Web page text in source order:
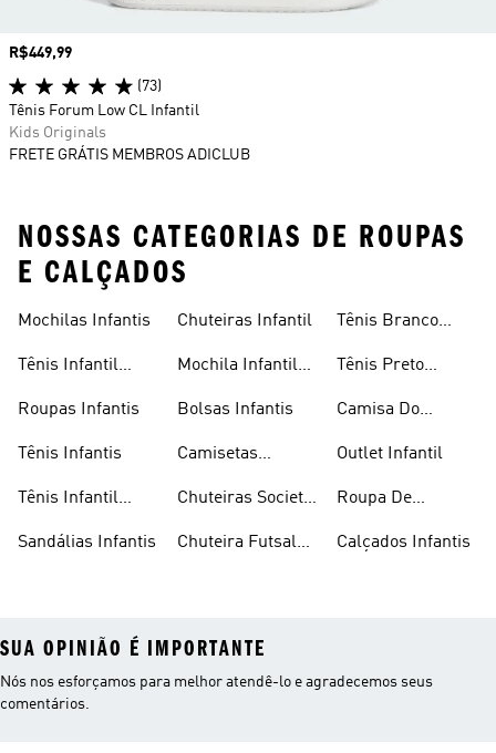
Preço
R$449,99
(73)
Tênis Forum Low CL Infantil
Kids Originals
FRETE GRÁTIS MEMBROS ADICLUB
NOSSAS CATEGORIAS DE ROUPAS
E CALÇADOS
Mochilas Infantis
Tênis Infantil
Roupas Infantis
Tênis Infantis
Tênis Infantil
Sandálias Infantis
Chuteiras Infantil
Mochila Infantil
Bolsas Infantis
Camisetas
Chuteiras Society
Chuteira Futsal
Tênis Branco
Tênis Preto
Camisa Do
Outlet Infantil
Roupa De
Calçados Infantis
SUA OPINIÃO É IMPORTANTE
Nós nos esforçamos para melhor atendê-lo e agradecemos seus
comentários.